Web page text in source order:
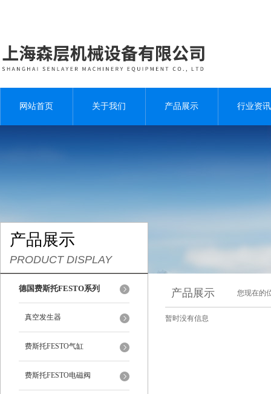
网站首页 关于我们 产品展示 行业资讯
产品展示
PRODUCT DISPLAY
德国费斯托FESTO系列
真空发生器
费斯托FESTO气缸
费斯托FESTO电磁阀
产品展示 您现在的
暂时没有信息